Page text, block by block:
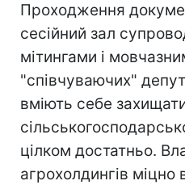
Проходження
сесійний зал
мітингами і
"співчуваючих"
вміють себе
цілком достатньо.
агрохолдингів